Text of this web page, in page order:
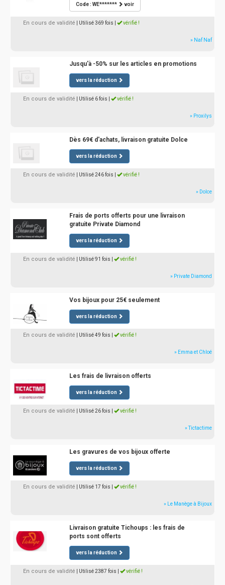
Code : WE******* voir
En cours de validité | Utilisé 369 fois vérifié !
» Naf Naf
Jusqu'à -50% sur les articles en promotions
vers la réduction
En cours de validité | Utilisé 6 fois vérifié !
» Proxilys
Dès 69€ d'achats, livraison gratuite Dolce
vers la réduction
En cours de validité | Utilisé 246 fois vérifié !
» Dolce
Frais de ports offerts pour une livraison
gratuite Private Diamond
vers la réduction
En cours de validité | Utilisé 91 fois vérifié !
» Private Diamond
Vos bijoux pour 25€ seulement
vers la réduction
En cours de validité | Utilisé 49 fois vérifié !
» Emma et Chloé
Les frais de livraison offerts
vers la réduction
En cours de validité | Utilisé 26 fois vérifié !
» Tictactime
Les gravures de vos bijoux offerte
vers la réduction
En cours de validité | Utilisé 17 fois vérifié !
» Le Manège à Bijoux
Livraison gratuite Tichoups : les frais de
ports sont offerts
vers la réduction
En cours de validité | Utilisé 2387 fois vérifié !